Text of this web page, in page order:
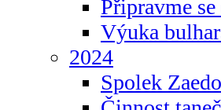
Připravme
Výuka
2024
Spolek